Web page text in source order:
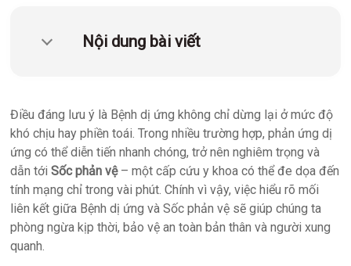
Nội dung bài viết
Điều đáng lưu ý là Bệnh dị ứng không chỉ dừng lại ở mức độ
khó chịu hay phiền toái. Trong nhiều trường hợp, phản ứng dị
ứng có thể diễn tiến nhanh chóng, trở nên nghiêm trọng và
dẫn tớiSốc phản vệ– một cấp cứu y khoa có thể đe dọa đến
tính mạng chỉ trong vài phút. Chính vì vậy, việc hiểu rõ mối
liên kết giữa Bệnh dị ứng và Sốc phản vệ sẽ giúp chúng ta
phòng ngừa kịp thời, bảo vệ an toàn bản thân và người xung
quanh.